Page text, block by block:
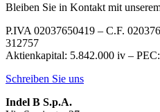
Bleiben Sie in Kontakt mit
P.IVA 02037650419 – C.F.
312757
Aktienkapital: 5.842.000 iv – PEC:
Schreiben Sie uns
Indel B S.p.A.